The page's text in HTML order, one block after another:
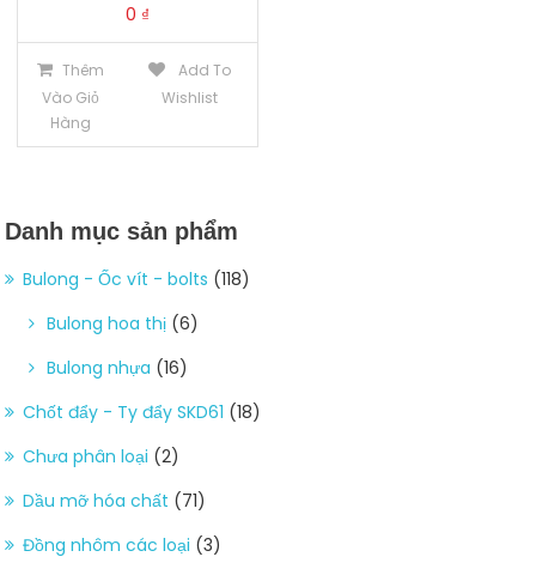
0 ₫
Thêm
Vào Giỏ
Hàng
Add To
Wishlist
Danh mục sản phẩm
Bulong - Ốc vít - bolts (118)
Bulong hoa thị (6)
Bulong nhựa (16)
Chốt đẩy - Ty đẩy SKD61 (18)
Chưa phân loại (2)
Dầu mỡ hóa chất (71)
Đồng nhôm các loại (3)